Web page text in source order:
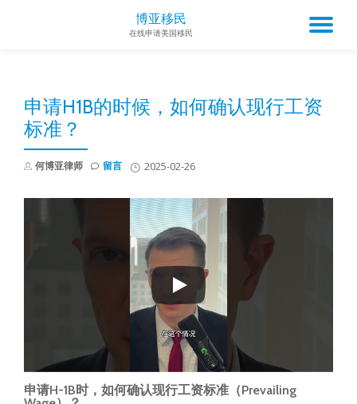
博亚移民
在线申请美国移民
申请H1B的时候，如何确认现行工资
标准？
何博亚律师 2025-02-26
留言
申请H-1B时，如何确认现行工资标准（Prevailing